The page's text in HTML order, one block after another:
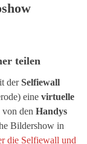
teilen
derSelfiewall
eine virtuelle
den Handys
Bildershow in
die Selfiewall und